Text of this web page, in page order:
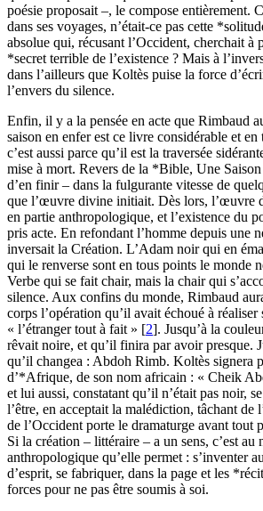
poésie proposait –, le compose entièrement.
dans ses voyages, n’était-ce pas cette
absolue qui, récusant l’Occident, cherchait à
*secret terrible de l’existence ? Mais à
dans l’ailleurs que Koltès puise la force
l’envers du silence.
Enfin, il y a la pensée en acte que Rimbaud
saison en enfer est ce livre considérable et
c’est aussi parce qu’il est la traversée
mise à mort. Revers de la *Bible, Une
d’en finir – dans la fulgurante vitesse de
que l’œuvre divine initiait. Dès lors, l’œuvre
en partie anthropologique, et l’existence du
pris acte. En refondant l’homme depuis une
inversait la Création. L’Adam noir qui en
qui le renverse sont en tous points le monde
Verbe qui se fait chair, mais la chair qui
silence. Aux confins du monde, Rimbaud
corps l’opération qu’il avait échoué à
« l’étranger tout à fait » [2]. Jusqu’à la
rêvait noire, et qu’il finira par avoir presque.
qu’il changea : Abdoh Rimb. Koltès signera
d’*Afrique, de son nom africain : « Cheik
et lui aussi, constatant qu’il n’était pas noir,
l’être, en acceptait la malédiction, tâchant de
de l’Occident porte le dramaturge avant tout
Si la création – littéraire – a un sens, c’est au
anthropologique qu’elle permet : s’inventer
d’esprit, se fabriquer, dans la page et les
forces pour ne pas être soumis à soi.